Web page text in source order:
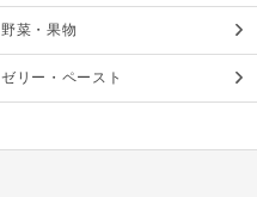
野菜・果物
ゼリー・ペースト